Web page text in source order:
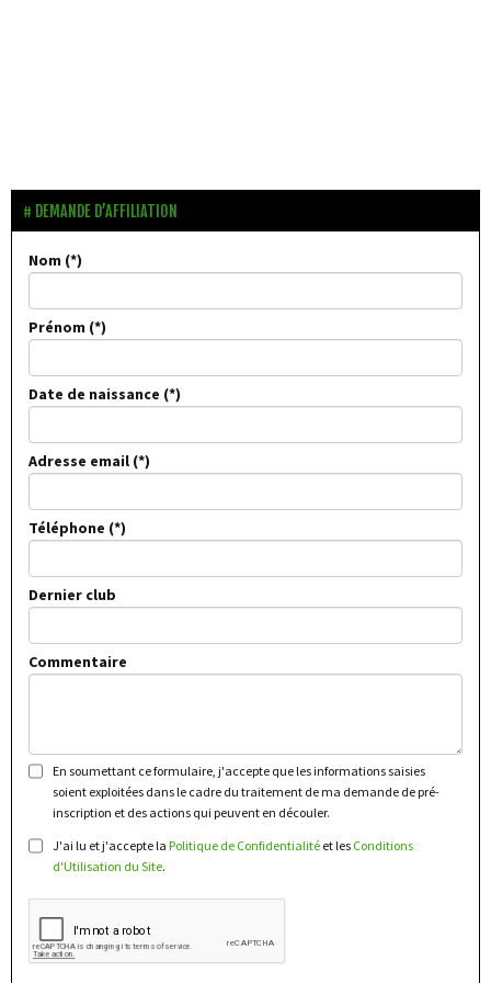
DEMANDE D’AFFILIATION
Nom
Prénom
Date de naissance
Adresse email
Téléphone
Dernier club
Commentaire
En soumettant ce formulaire, j'accepte que les informations saisies
soient exploitées dans le cadre du traitement de ma demande de pré-
inscription et des actions qui peuvent en découler.
J'ai lu et j'accepte la Politique de Confidentialité et les Conditions
d'Utilisation du Site.